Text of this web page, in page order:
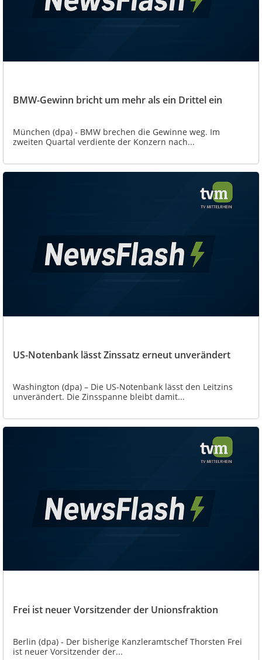
BMW-Gewinn bricht um mehr als ein Drittel ein
München (dpa) - BMW brechen die Gewinne weg. Im
zweiten Quartal verdiente der Konzern nach...
US-Notenbank lässt Zinssatz erneut unverändert
Washington (dpa) – Die US-Notenbank lässt den Leitzins
unverändert. Die Zinsspanne bleibt damit...
Frei ist neuer Vorsitzender der Unionsfraktion
Berlin (dpa) - Der bisherige Kanzleramtschef Thorsten Frei
ist neuer Vorsitzender der...